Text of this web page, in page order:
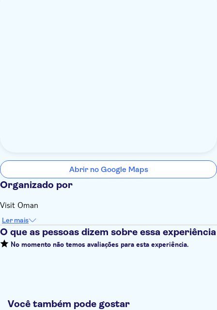
Abrir no Google Maps
Organizado por
Visit Oman
Ler mais
O que as pessoas dizem sobre essa experiência
No momento não temos avaliações para esta experiência.
Você também pode gostar